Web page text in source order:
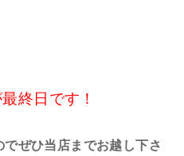
終日です！
ぜひ当店までお越し下さ